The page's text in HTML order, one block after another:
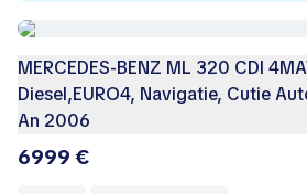
MERCEDES-BENZ ML 320 CDI
Diesel,EURO4, Navigatie, Cutie
An 2006
6999 €